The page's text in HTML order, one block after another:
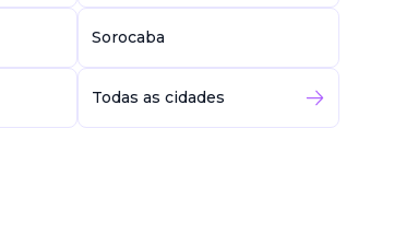
Sorocaba
Todas as cidades